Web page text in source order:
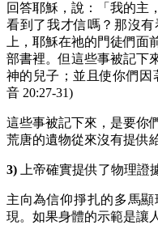
回答耶穌，說：「我的主
看到了我才信嗎？那沒
上，耶穌在祂的門徒們面
部書裡。但這些事被記下
神的兒子；並且使你們
音 20:27-31)
這些事被記下來，是要你
荒唐的遺物從來沒有提供
3) 上帝確實提供了物理證
主向為信仰掙扎的多馬
現。如果身體的示範是讓